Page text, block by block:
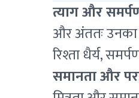
त्याग और
और अंततः
रिश्ता धैर्य,
समानता और